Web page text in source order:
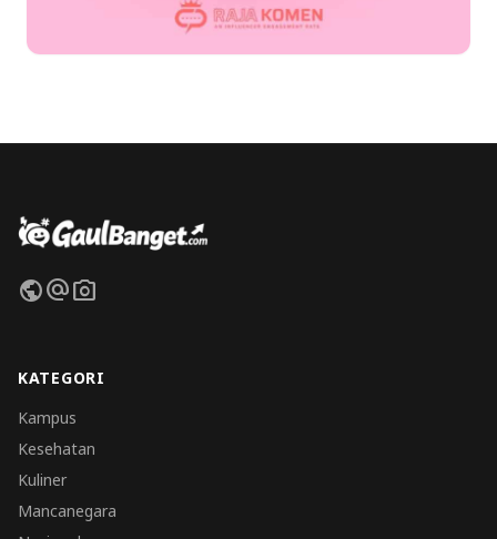
publicalternate_emailphoto_camera
KATEGORI
Kampus
Kesehatan
Kuliner
Mancanegara